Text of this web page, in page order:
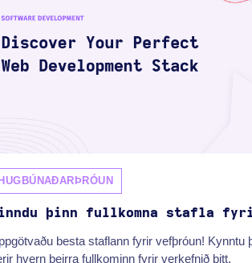
HUGBÚNAÐARÞRÓUN
þinn fullkomna stafla fyrir
besta staflann fyrir vefþróun! Kynntu
hvern þeirra fullkominn fyrir verkefnið þitt.